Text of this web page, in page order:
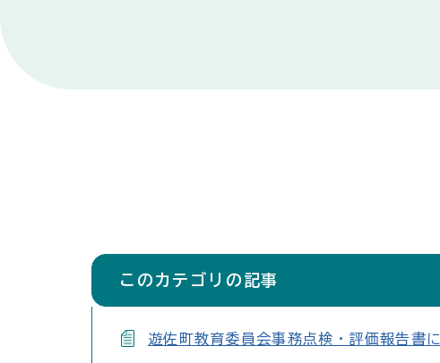
このカテゴリの記事
遊佐町教育委員会事務点検・評価報告書